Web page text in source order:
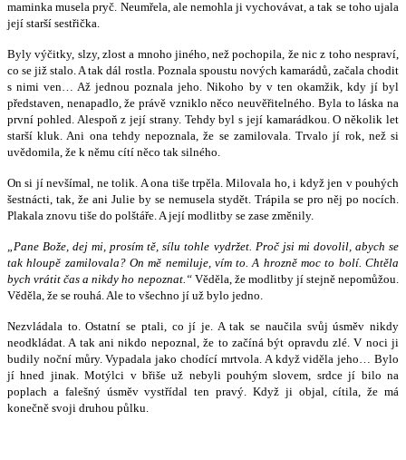
maminka musela pryč. Neumřela, ale nemohla ji vychovávat, a tak se toho ujala
její starší sestřička.
Byly výčitky, slzy, zlost a mnoho jiného, než pochopila, že nic z toho nespraví,
co se již stalo. A tak dál rostla. Poznala spoustu nových kamarádů, začala chodit
s nimi ven… Až jednou poznala jeho. Nikoho by v ten okamžik, kdy jí byl
představen, nenapadlo, že právě vzniklo něco neuvěřitelného. Byla to láska na
první pohled. Alespoň z její strany. Tehdy byl s její kamarádkou. O několik let
starší kluk. Ani ona tehdy nepoznala, že se zamilovala. Trvalo jí rok, než si
uvědomila, že k němu cítí něco tak silného.
On si jí nevšímal, ne tolik. A ona tiše trpěla. Milovala ho, i když jen v pouhých
šestnácti, tak, že ani Julie by se nemusela stydět. Trápila se pro něj po nocích.
Plakala znovu tiše do polštáře. A její modlitby se zase změnily.
„Pane Bože, dej mi, prosím tě, sílu tohle vydržet. Proč jsi mi dovolil, abych se
tak hloupě zamilovala? On mě nemiluje, vím to. A hrozně moc to bolí. Chtěla
bych vrátit čas a nikdy ho nepoznat.“ Věděla, že modlitby jí stejně nepomůžou.
Věděla, že se rouhá. Ale to všechno jí už bylo jedno.
Nezvládala to. Ostatní se ptali, co jí je. A tak se naučila svůj úsměv nikdy
neodkládat. A tak ani nikdo nepoznal, že to začíná být opravdu zlé. V noci ji
budily noční můry. Vypadala jako chodící mrtvola. A když viděla jeho… Bylo
jí hned jinak. Motýlci v břiše už nebyli pouhým slovem, srdce jí bilo na
poplach a falešný úsměv vystřídal ten pravý. Když ji objal, cítila, že má
konečně svoji druhou půlku.